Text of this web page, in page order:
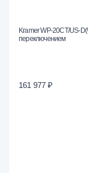
Kramer WP-20CT/US-
переключением
161 977 ₽